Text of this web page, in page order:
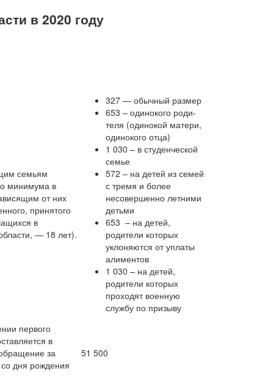
в 2020 году
семьям
минимума в
от них
принятого
в
— 18 лет).
327 — обычный размер
653 – одинокого роди­
теля (одинокой матери,
одинокого отца)
1 030 – в студенческой
семье
572 – на детей из семей
с тремя и более
несовершенно­ летними
детьми
653 – на детей,
родители которых
уклоняются от уплаты
алиментов
1 030 – на детей,
родители которых
проходят военную
службу по призыву
первого
в
за
дня рождения
51 500